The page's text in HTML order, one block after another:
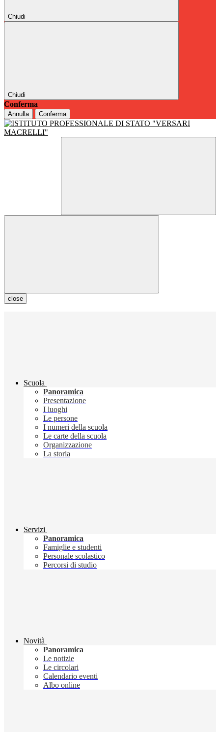
Chiudi
Chiudi
Conferma
Annulla Conferma
close
Scuola
Panoramica
Presentazione
I luoghi
Le persone
I numeri della scuola
Le carte della scuola
Organizzazione
La storia
Servizi
Panoramica
Famiglie e studenti
Personale scolastico
Percorsi di studio
Novità
Panoramica
Le notizie
Le circolari
Calendario eventi
Albo online